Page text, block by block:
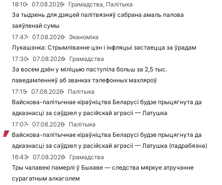
18:10
07.08.2026
Грамадства, Палітыка
За тыдзень для дзяцей палітвязняў сабрана амаль палова
заяўленай сумы
17:47
07.08.2026
Эканоміка
Лукашэнка: Стрымліванне цэн і інфляцыі застаецца за ўрадам
17:30
07.08.2026
Грамадства
За восем дзён у міліцыю паступіла больш за 2,5 тыс.
паведамленняў аб званках тэлефонных махляроў
17:15
07.08.2026
Палітыка
Вайскова-палітычнае кіраўніцтва Беларусі будзе прыцягнута да
адказнасці за саўдзел у расійскай агрэсіі — Латушка
17:07
07.08.2026
Палітыка
Вайскова-палітычнае кіраўніцтва Беларусі будзе прыцягнута да
адказнасці за саўдзел у расійскай агрэсіі — Латушка (падрабязна)
16:43
07.08.2026
Грамадства
Тры чалавекі памерлі ў Быхаве — следства мяркуе атручэнне
сурагатным алкаголем